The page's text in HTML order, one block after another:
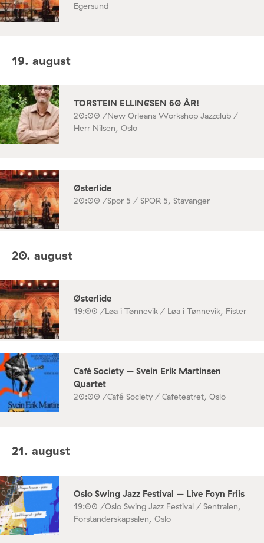
Egersund
19. august
TORSTEIN ELLINGSEN 60 ÅR!
20:00 /New Orleans Workshop Jazzclub /
Herr Nilsen, Oslo
Østerlide
20:00 /Spor 5 / SPOR 5, Stavanger
20. august
Østerlide
19:00 /Løa i Tønnevik / Løa i Tønnevik, Fister
Café Society – Svein Erik Martinsen
Quartet
20:00 /Café Society / Cafeteatret, Oslo
21. august
Oslo Swing Jazz Festival – Live Foyn Friis
19:00 /Oslo Swing Jazz Festival / Sentralen,
Forstanderskapsalen, Oslo